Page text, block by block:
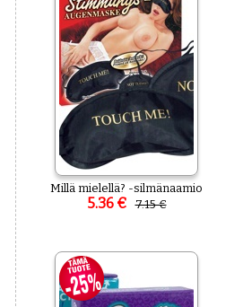
Millä mielellä? -silmänaamio
5.36 € 7.15 €